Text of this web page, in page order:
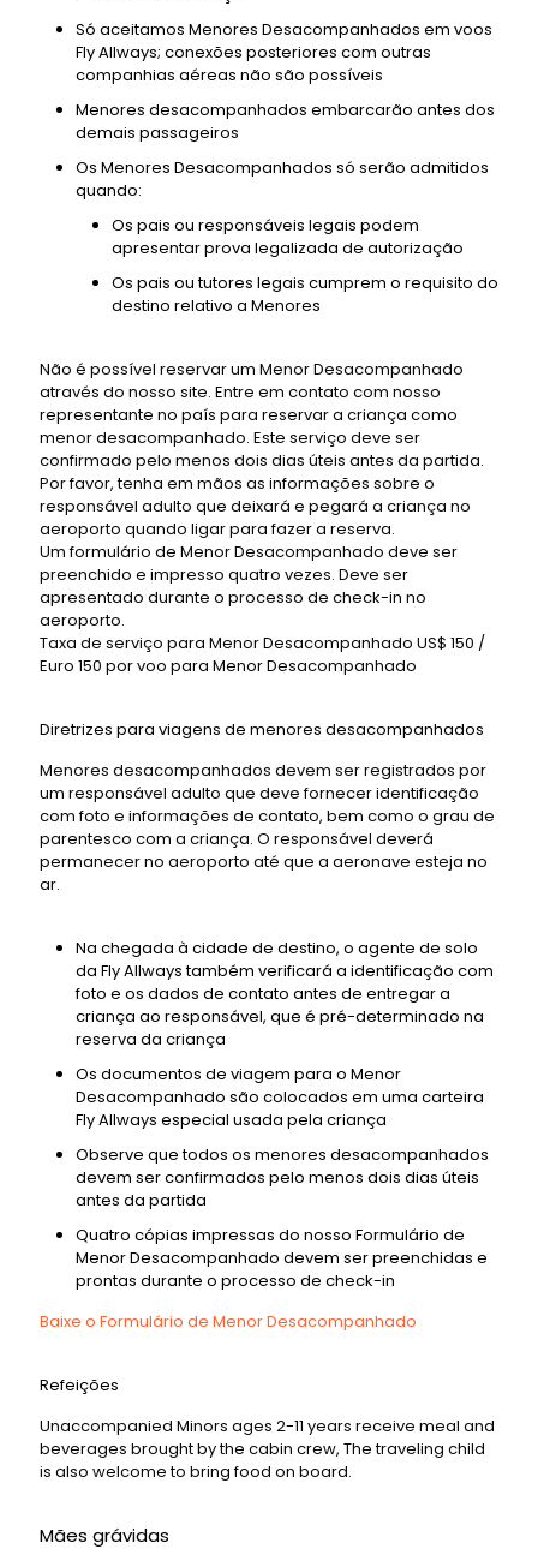
Só aceitamos Menores Desacompanhados em voos
Fly Allways; conexões posteriores com outras
companhias aéreas não são possíveis
Menores desacompanhados embarcarão antes dos
demais passageiros
Os Menores Desacompanhados só serão admitidos
quando:
Os pais ou responsáveis ​​legais podem
apresentar prova legalizada de autorização
Os pais ou tutores legais cumprem o requisito do
destino relativo a Menores
Não é possível reservar um Menor Desacompanhado
através do nosso site. Entre em contato com nosso
representante no país para reservar a criança como
menor desacompanhado. Este serviço deve ser
confirmado pelo menos dois dias úteis antes da partida.
Por favor, tenha em mãos as informações sobre o
responsável adulto que deixará e pegará a criança no
aeroporto quando ligar para fazer a reserva.
Um formulário de Menor Desacompanhado deve ser
preenchido e impresso quatro vezes. Deve ser
apresentado durante o processo de check-in no
aeroporto.
Taxa de serviço para Menor Desacompanhado US$ 150 /
Euro 150 por voo para Menor Desacompanhado
Diretrizes para viagens de menores desacompanhados
Menores desacompanhados devem ser registrados por
um responsável adulto que deve fornecer identificação
com foto e informações de contato, bem como o grau de
parentesco com a criança. O responsável deverá
permanecer no aeroporto até que a aeronave esteja no
ar.
Na chegada à cidade de destino, o agente de solo
da Fly Allways também verificará a identificação com
foto e os dados de contato antes de entregar a
criança ao responsável, que é pré-determinado na
reserva da criança
Os documentos de viagem para o Menor
Desacompanhado são colocados em uma carteira
Fly Allways especial usada pela criança
Observe que todos os menores desacompanhados
devem ser confirmados pelo menos dois dias úteis
antes da partida
Quatro cópias impressas do nosso Formulário de
Menor Desacompanhado devem ser preenchidas e
prontas durante o processo de check-in
Baixe o Formulário de Menor Desacompanhado
Refeições
Unaccompanied Minors ages 2-11 years receive meal and
beverages brought by the cabin crew, The traveling child
is also welcome to bring food on board.
Mães grávidas